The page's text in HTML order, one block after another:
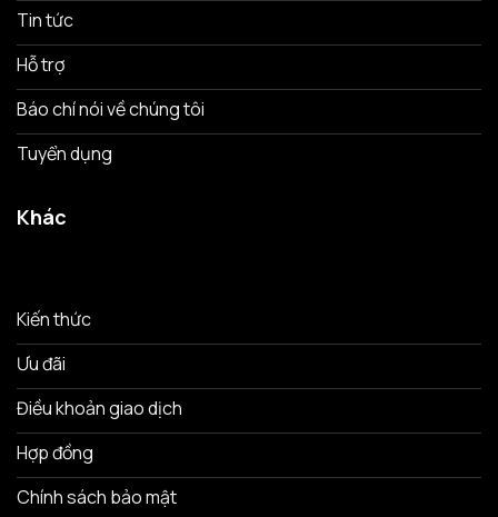
Tin tức
Hỗ trợ
Báo chí nói về chúng tôi
Tuyển dụng
Khác
Kiến thức
Ưu đãi
Điều khoản giao dịch
Hợp đồng
Chính sách bảo mật